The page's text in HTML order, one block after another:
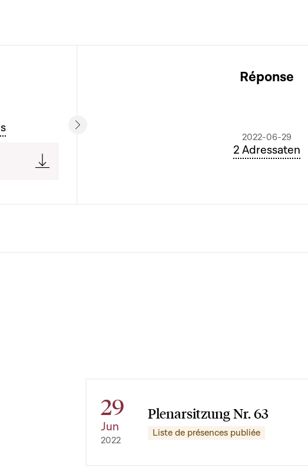
Réponse
2022-06-29
2 Adressaten
29
Jun
2022
Plenarsitzung Nr. 63
Liste de présences publiée